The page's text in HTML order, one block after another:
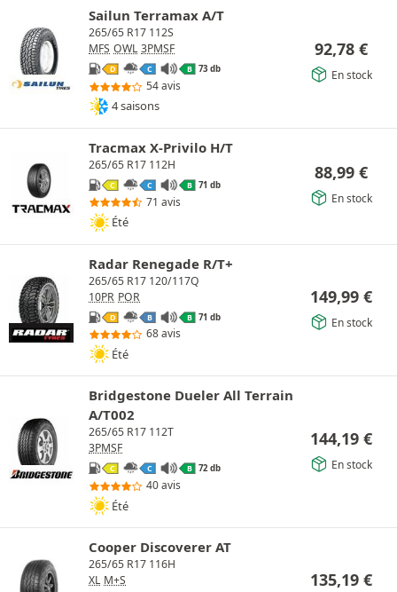
Sailun Terramax A/T
265/65 R17 112S
MFS OWL 3PMSF
D C B 73 db
54 avis
4 saisons
92,78 €
En stock
Tracmax X-Privilo H/T
265/65 R17 112H
C C B 71 db
71 avis
Été
88,99 €
En stock
Radar Renegade R/T+
265/65 R17 120/117Q
10PR POR
D B B 71 db
68 avis
Été
149,99 €
En stock
Bridgestone Dueler All Terrain
A/T002
265/65 R17 112T
3PMSF
C C B 72 db
40 avis
Été
144,19 €
En stock
Cooper Discoverer AT
265/65 R17 116H
XL M+S 135,19 €